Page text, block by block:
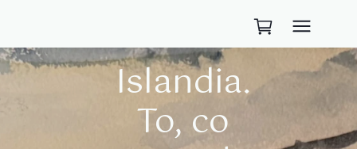
Islandia.
To, co